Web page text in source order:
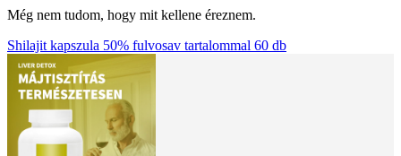
Még nem tudom, hogy mit kellene éreznem.
Shilajit kapszula 50% fulvosav tartalommal 60 db